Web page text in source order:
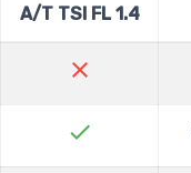
1.4 A/T TSI FL
close
check